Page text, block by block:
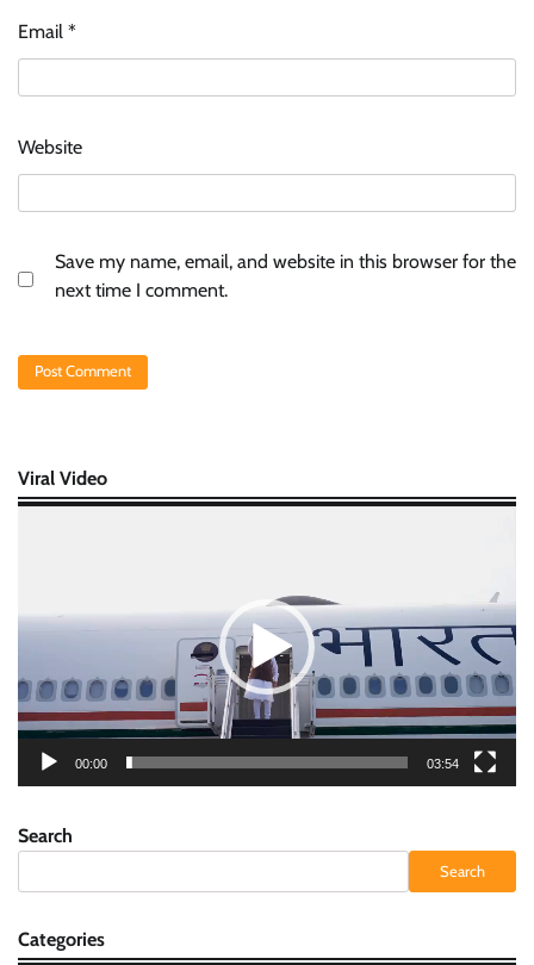
Email *
Website
Save my name, email, and website in this browser for the
next time I comment.
Viral Video
00:00 03:54
Search
Search
Categories